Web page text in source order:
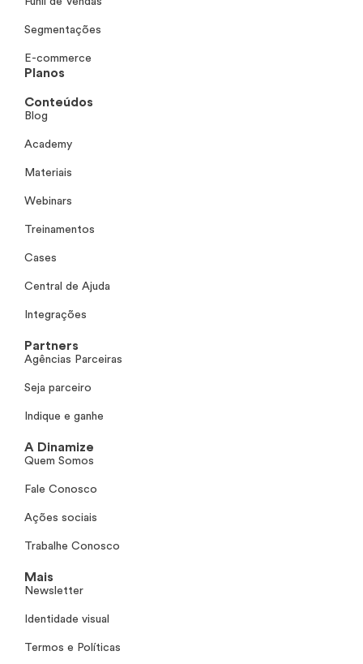
Segmentações
E-commerce
Planos
Conteúdos
Blog
Academy
Materiais
Webinars
Treinamentos
Cases
Central de Ajuda
Integrações
Partners
Agências Parceiras
Seja parceiro
Indique e ganhe
A Dinamize
Quem Somos
Fale Conosco
Ações sociais
Trabalhe Conosco
Mais
Newsletter
Identidade visual
Termos e Políticas